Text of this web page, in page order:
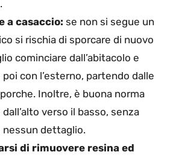
a casaccio: se non si segue un
si rischia di sporcare di nuovo
cominciare dall’abitacolo e
con l’esterno, partendo dalle
Inoltre, è buona norma
verso il basso, senza
nessun dettaglio.
di rimuovere resina ed